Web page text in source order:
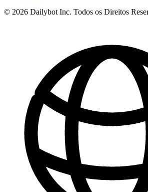
© 2026 Dailybot Inc. Todos os Direitos